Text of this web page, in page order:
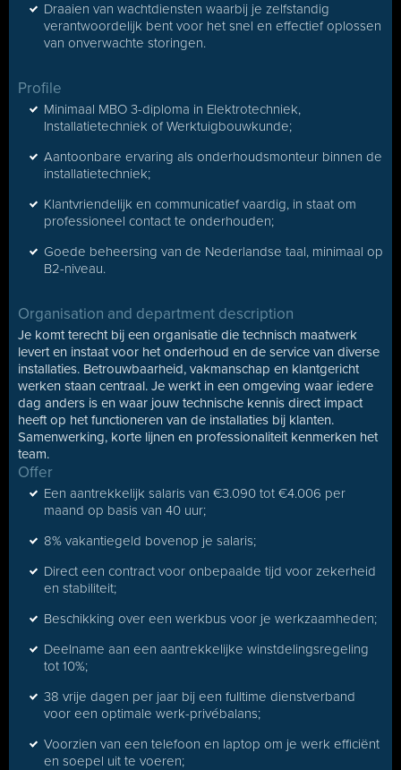
Draaien van wachtdiensten waarbij je zelfstandig
verantwoordelijk bent voor het snel en effectief oplossen
van onverwachte storingen.
Profile
Minimaal MBO 3-diploma in Elektrotechniek,
Installatietechniek of Werktuigbouwkunde;
Aantoonbare ervaring als onderhoudsmonteur binnen de
installatietechniek;
Klantvriendelijk en communicatief vaardig, in staat om
professioneel contact te onderhouden;
Goede beheersing van de Nederlandse taal, minimaal op
B2-niveau.
Organisation and department description
Je komt terecht bij een organisatie die technisch maatwerk
levert en instaat voor het onderhoud en de service van diverse
installaties. Betrouwbaarheid, vakmanschap en klantgericht
werken staan centraal. Je werkt in een omgeving waar iedere
dag anders is en waar jouw technische kennis direct impact
heeft op het functioneren van de installaties bij klanten.
Samenwerking, korte lijnen en professionaliteit kenmerken het
team.
Offer
Een aantrekkelijk salaris van €3.090 tot €4.006 per
maand op basis van 40 uur;
8% vakantiegeld bovenop je salaris;
Direct een contract voor onbepaalde tijd voor zekerheid
en stabiliteit;
Beschikking over een werkbus voor je werkzaamheden;
Deelname aan een aantrekkelijke winstdelingsregeling
tot 10%;
38 vrije dagen per jaar bij een fulltime dienstverband
voor een optimale werk-privébalans;
Voorzien van een telefoon en laptop om je werk efficiënt
en soepel uit te voeren;